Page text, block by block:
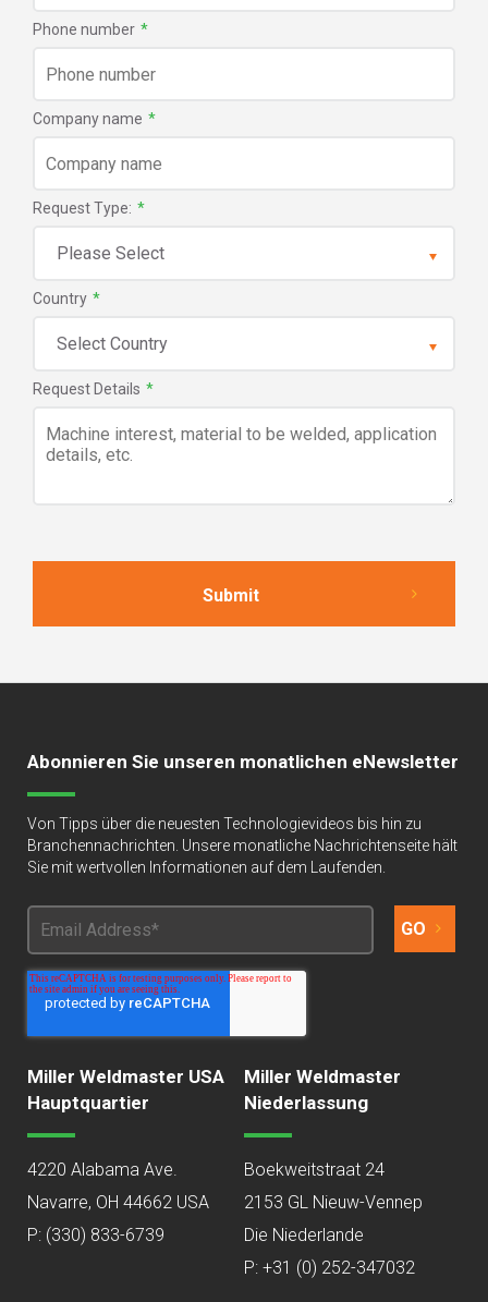
Phone number *
Company name *
Request Type: *
Country *
Request Details *
Abonnieren Sie unseren monatlichen eNewsletter
Von Tipps über die neuesten Technologievideos bis hin zu
Branchennachrichten. Unsere monatliche Nachrichtenseite hält
Sie mit wertvollen Informationen auf dem Laufenden.
Miller Weldmaster USA
Hauptquartier
4220 Alabama Ave.
Navarre, OH 44662 USA
P: (330) 833-6739
Miller Weldmaster
Niederlassung
Boekweitstraat 24
2153 GL Nieuw-Vennep
Die Niederlande
P: +31 (0) 252-347032